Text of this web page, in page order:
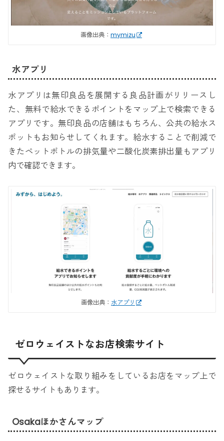
画像出典： mymizu
水アプリ
水アプリは無印良品を展開する良品計画がリリースし
た、無料で給水できるポイントをマップ上で検索できる
アプリです。無印良品の店舗はもちろん、公共の給水ス
ポットもお知らせしてくれます。給水することで削減で
きたペットボトルの排気量や二酸化炭素排出量もアプリ
内で確認できます。
画像出典： 水アプリ
ゼロウェイストなお店検索サイト
ゼロウェイストな取り組みをしているお店をマップ上で
探せるサイトもあります。
Osakaほかさんマップ